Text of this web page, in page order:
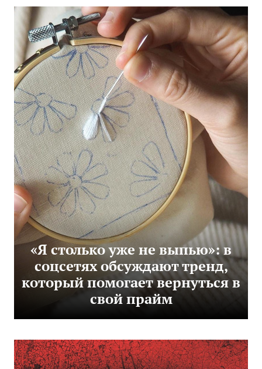
«Я столько уже не выпью»: в
соцсетях обсуждают тренд,
который помогает вернуться в
свой прайм